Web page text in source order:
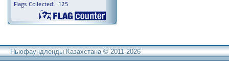
Ньюфаундленды Казахстана © 2011-2026